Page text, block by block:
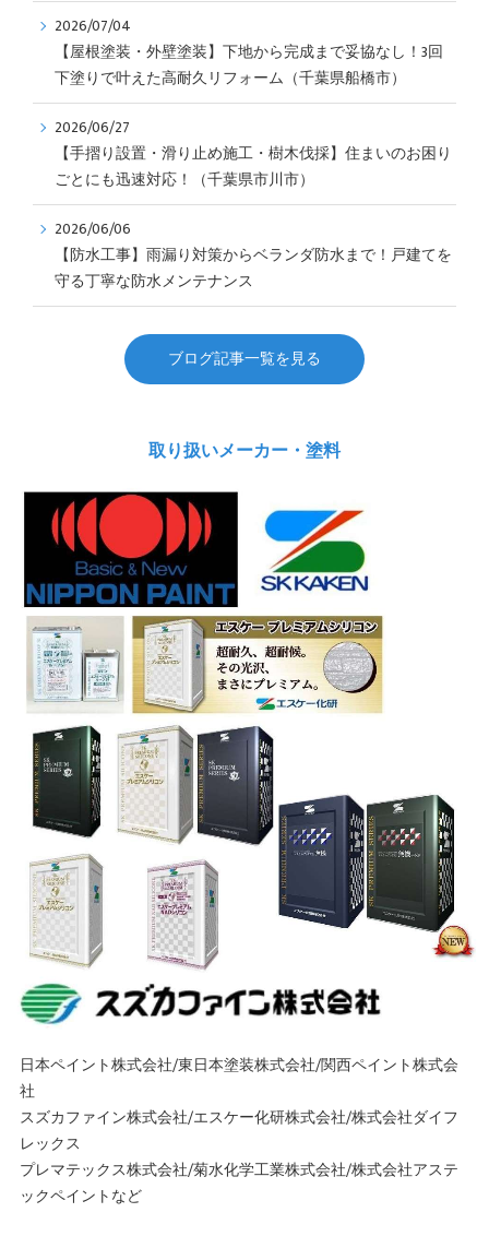
2026/07/04
【屋根塗装・外壁塗装】下地から完成まで妥協なし！3回
下塗りで叶えた高耐久リフォーム（千葉県船橋市）
2026/06/27
【手摺り設置・滑り止め施工・樹木伐採】住まいのお困り
ごとにも迅速対応！（千葉県市川市）
2026/06/06
【防水工事】雨漏り対策からベランダ防水まで！戸建てを
守る丁寧な防水メンテナンス
ブログ記事一覧を見る
取り扱いメーカー・塗料
日本ペイント株式会社/東日本塗装株式会社/関西ペイント株式会
社
スズカファイン株式会社/エスケー化研株式会社/株式会社ダイフ
レックス
プレマテックス株式会社/菊水化学工業株式会社/株式会社アステ
ックペイントなど